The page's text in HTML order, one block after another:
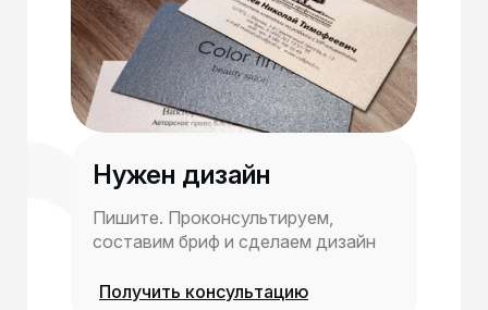
Нужен дизайн
Пишите. Проконсультируем,
составим бриф и сделаем дизайн
Получить консультацию